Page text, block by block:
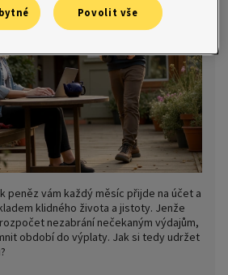
peněz vám každý měsíc přijde na účet a
klidného života a jistoty. Jenže
nezabrání nečekaným výdajům,
období do výplaty. Jak si tedy udržet
Povolit vše